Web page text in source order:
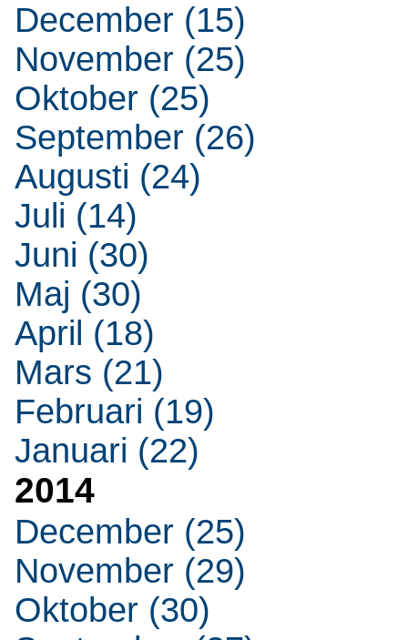
December (15)
November (25)
Oktober (25)
September (26)
Augusti (24)
Juli (14)
Juni (30)
Maj (30)
April (18)
Mars (21)
Februari (19)
Januari (22)
2014
December (25)
November (29)
Oktober (30)